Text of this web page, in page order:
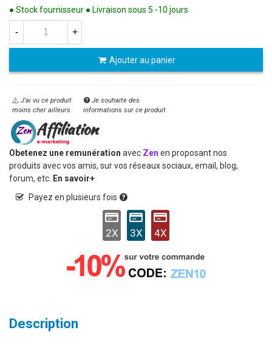
● Stock fournisseur ● Livraison sous 5 -10 jours
- +
Ajouter au panier
J'ai vu ce produit
moins cher ailleurs
Je souhaite des
informations sur ce produit
Obetenez une remunération avec Zen en proposant nos
produits avec vos amis, sur vos réseaux sociaux, email, blog,
forum, etc. En savoir+
Payez en plusieurs fois
2X 3X 4X
Description